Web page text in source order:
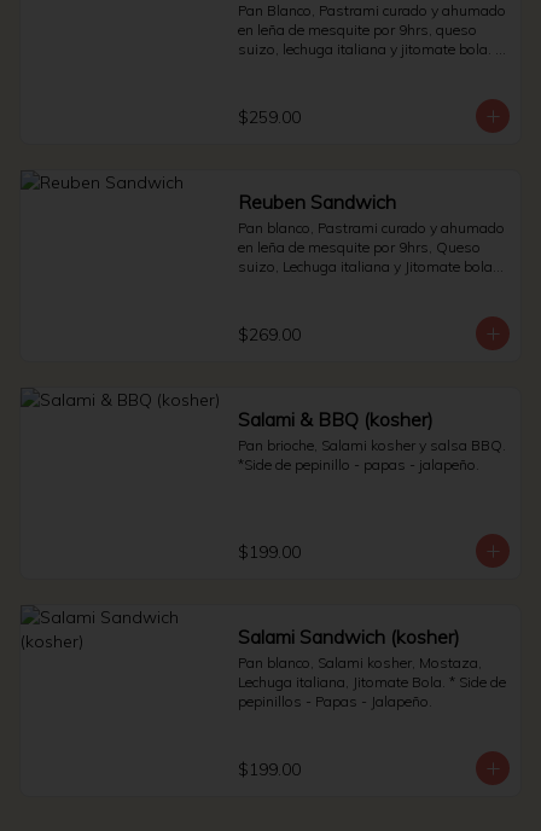
Pan Blanco, Pastrami curado y ahumado
en leña de mesquite por 9hrs, queso
suizo, lechuga italiana y jitomate bola. *
$259.00
Reuben Sandwich
Pan blanco, Pastrami curado y ahumado
en leña de mesquite por 9hrs, Queso
suizo, Lechuga italiana y Jitomate bola. *
$269.00
Salami & BBQ (kosher)
Pan brioche, Salami kosher y salsa BBQ.
*Side de pepinillo - papas - jalapeño.
$199.00
Salami Sandwich (kosher)
Pan blanco, Salami kosher, Mostaza,
Lechuga italiana, Jitomate Bola. * Side de
pepinillos - Papas - Jalapeño.
$199.00